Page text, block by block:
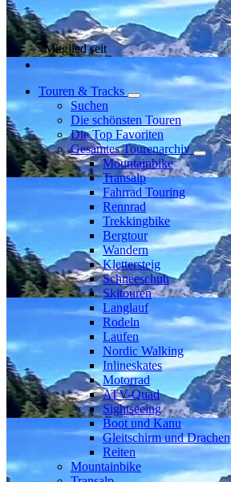
Mitglied seit
Touren & Tracks
Suchen
Die schönsten Touren
Die Top Favoriten
Gesamtes Tourenarchiv
Mountainbike
Transalp
Fahrrad Touring
Rennrad
Trekkingbike
Bergtour
Wandern
Klettersteig
Schneeschuh
Skitouren
Langlauf
Rodeln
Laufen
Nordic Walking
Inlineskates
Motorrad
ATV-Quad
Sightseeing
Boot und Kanu
Gleitschirm und Drachen
Reiten
Mountainbike